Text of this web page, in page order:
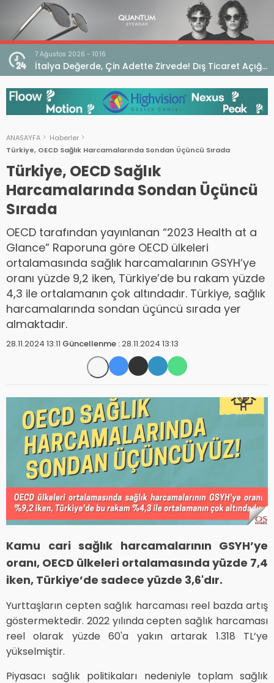
7 Ağustos 2026 - 10:16
İtalya Değerde, Çin Adette Zirvede! Dış Ticaret Açığı
Devam Ediyor
ANASAYFA
Haberler
Türkiye, OECD Sağlık Harcamalarında Sondan Üçüncü Sırada
Türkiye, OECD Sağlık
Harcamalarında Sondan Üçüncü
Sırada
OECD tarafından yayınlanan “2023 Health at a
Glance” Raporuna göre OECD ülkeleri
ortalamasında sağlık harcamalarının GSYH’ye
oranı yüzde 9,2 iken, Türkiye’de bu rakam yüzde
4,3 ile ortalamanın çok altındadır. Türkiye, sağlık
harcamalarında sondan üçüncü sırada yer
almaktadır.
28.11.2024 13:11 Güncellenme :28.11.2024 13:13
Kamu cari sağlık harcamalarının GSYH’ye
oranı, OECD ülkeleri ortalamasında yüzde 7,4
iken, Türkiye’de sadece yüzde 3,6'dır.
Yurttaşların cepten sağlık harcaması reel bazda artış
göstermektedir. 2022 yılında cepten sağlık harcaması
reel olarak yüzde 60'a yakın artarak 1.318 TL’ye
yükselmiştir.
Piyasacı sağlık politikaları nedeniyle toplam sağlık